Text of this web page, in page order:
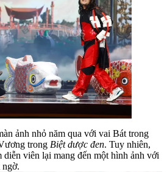
ảnh nhỏ năm qua với vai Bát trong
trong Biệt dược đen. Tuy nhiên,
diễn viên lại mang đến một hình ảnh với
ngờ.